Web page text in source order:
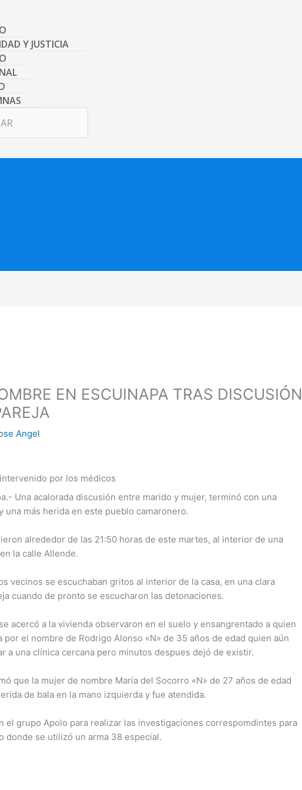
Y JUSTICIA
EN ESCUINAPA TRAS DISCUSIÓN
Angel
por los médicos
Una acalorada discusión entre marido y mujer, terminó con una
una más herida en este pueblo camaronero.
alrededor de las 21:50 horas de este martes, al interior de una
la calle Allende.
vecinos se escuchaban gritos al interior de la casa, en una clara
cuando de pronto se escucharon las detonaciones.
acercó a la vivienda observaron en el suelo y ensangrentado a quien
por el nombre de Rodrigo Alonso «N» de 35 años de edad quien aún
a una clínica cercana pero minutos despues dejó de existir.
que la mujer de nombre María del Socorro «N» de 27 años de edad
de bala en la mano izquierda y fue atendida.
el grupo Apolo para realizar las investigaciones correspomdintes para
donde se utilizó un arma 38 especial.